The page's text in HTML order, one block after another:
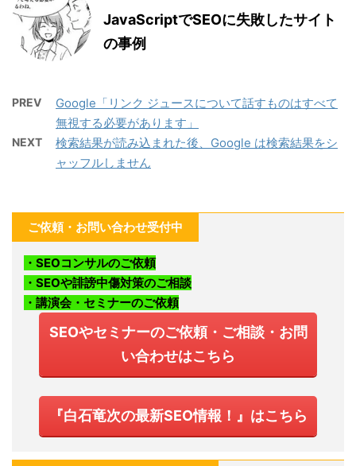
JavaScriptでSEOに失敗したサイト
の事例
PREV
Google「リンク ジュースについて話すものはすべて
無視する必要があります」
NEXT
検索結果が読み込まれた後、Google は検索結果をシ
ャッフルしません
ご依頼・お問い合わせ受付中
・SEOコンサルのご依頼
・SEOや誹謗中傷対策のご相談
・講演会・セミナーのご依頼
SEOやセミナーのご依頼・ご相談・お問
い合わせはこちら
『白石竜次の最新SEO情報！』はこちら